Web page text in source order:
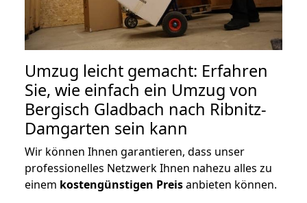
Umzug leicht gemacht: Erfahren
Sie, wie einfach ein Umzug von
Bergisch Gladbach nach Ribnitz-
Damgarten sein kann
Wir können Ihnen garantieren, dass unser
professionelles Netzwerk Ihnen nahezu alles zu
einem kostengünstigen Preisanbieten können.